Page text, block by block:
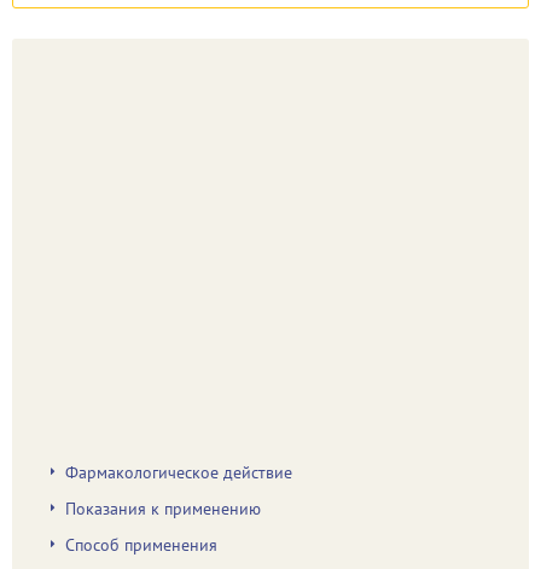
Фармакологическое действие
Показания к применению
Способ применения